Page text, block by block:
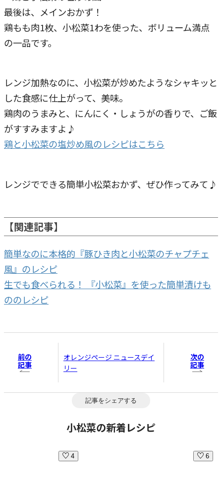
最後は、メインおかず！
鶏もも肉1枚、小松菜1わを使った、ボリューム満点
の一品です。
レンジ加熱なのに、小松菜が炒めたようなシャキッと
した食感に仕上がって、美味。
鶏肉のうまみと、にんにく・しょうがの香りで、ご飯
がすすみますよ♪
鶏と小松菜の塩炒め風のレシピはこちら
レンジでできる簡単小松菜おかず、ぜひ作ってみて♪
【関連記事】
簡単なのに本格的『豚ひき肉と小松菜のチャプチェ
風』のレシピ
生でも食べられる！ 『小松菜』を使った簡単漬けも
ののレシピ
前の
記事
オレンジページ ニュースデイ
リー
次の
記事
記事をシェアする
小松菜の新着レシピ
4 6